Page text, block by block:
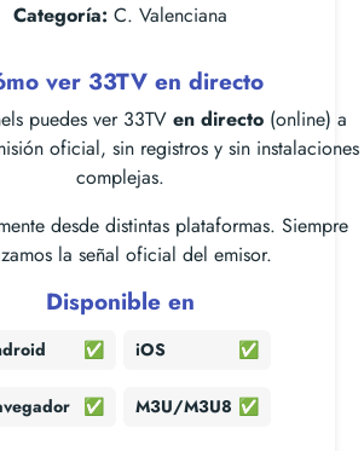
Categoría: C. Valenciana
ver 33TV en directo
puedes ver 33TV en directo(online) a
oficial, sin registros y sin instalaciones
complejas.
desde distintas plataformas. Siempre
la señal oficial del emisor.
Disponible en
✅ iOS ✅
✅ M3U/M3U8 ✅